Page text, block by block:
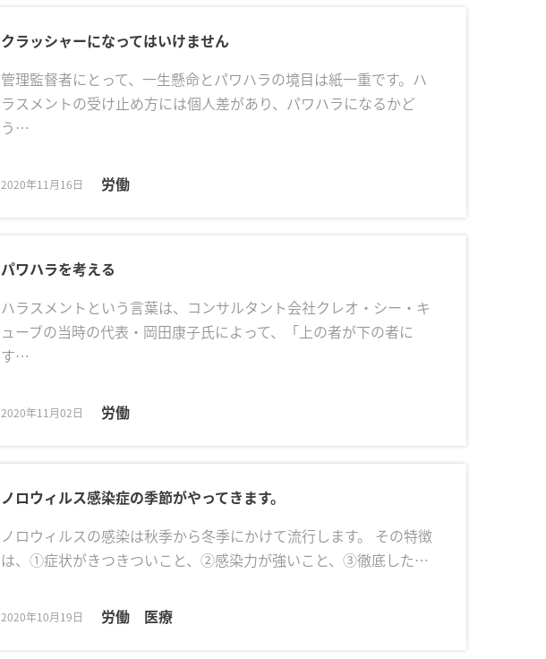
クラッシャーになってはいけません
管理監督者にとって、一生懸命とパワハラの境目は紙一重です。ハ
ラスメントの受け止め方には個人差があり、パワハラになるかど
う…
2020年11月16日 労働
パワハラを考える
ハラスメントという言葉は、コンサルタント会社クレオ・シー・キ
ューブの当時の代表・岡田康子氏によって、「上の者が下の者に
す…
2020年11月02日 労働
ノロウィルス感染症の季節がやってきます。
ノロウィルスの感染は秋季から冬季にかけて流行します。 その特徴
は、①症状がきつきついこと、②感染力が強いこと、③徹底した…
2020年10月19日 労働 医療